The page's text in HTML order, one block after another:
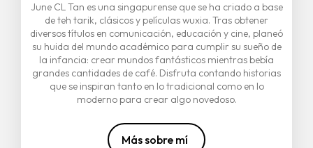
June CL Tan es una singapurense que se ha criado a base
de teh tarik, clásicos y películas wuxia. Tras obtener
diversos títulos en comunicación, educación y cine, planeó
su huida del mundo académico para cumplir su sueño de
la infancia: crear mundos fantásticos mientras bebía
grandes cantidades de café. Disfruta contando historias
que se inspiran tanto en lo tradicional como en lo
moderno para crear algo novedoso.
Más sobre mí